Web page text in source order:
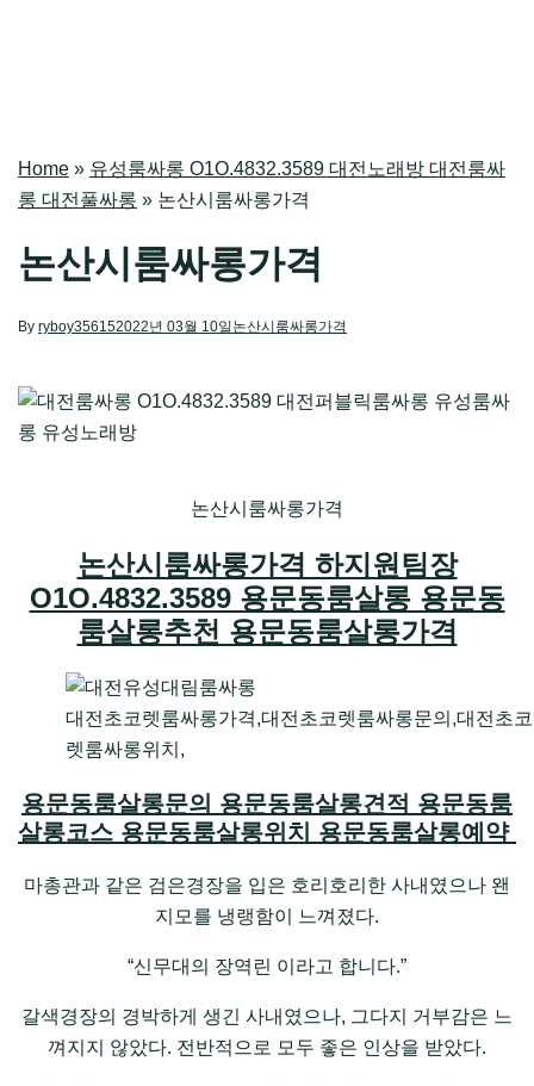
Home » 유성룸싸롱 O1O.4832.3589 대전노래방 대전룸싸
롱 대전풀싸롱 » 논산시룸싸롱가격
논산시룸싸롱가격
By ryboy356152022년 03월 10일 논산시룸싸롱가격
논산시룸싸롱가격
논산시룸싸롱가격 하지원팀장
O1O.4832.3589 용문동룸살롱 용문동
룸살롱추천 용문동룸살롱가격
대전초코렛룸싸롱가격,대전초코렛룸싸롱문의,대전초
렛룸싸롱위치,
용문동룸살롱문의 용문동룸살롱견적 용문동룸
살롱코스 용문동룸살롱위치 용문동룸살롱예약
마총관과 같은 검은경장을 입은 호리호리한 사내였으나 왠
지모를 냉랭함이 느껴졌다.
“신무대의 장역린 이라고 합니다.”
갈색경장의 경박하게 생긴 사내였으나, 그다지 거부감은 느
껴지지 않았다. 전반적으로 모두 좋은 인상을 받았다.